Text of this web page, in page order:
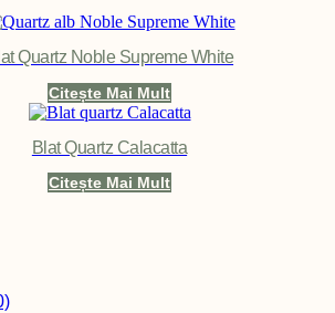
Quartz Noble Supreme White
Citește Mai Mult
Blat Quartz Calacatta
Citește Mai Mult